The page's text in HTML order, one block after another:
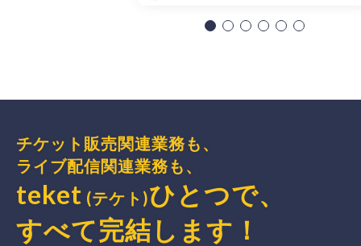
チケット販売関連業務も、
ライブ配信関連業務も、
teket (テケト)ひとつで、
すべて完結 します ！